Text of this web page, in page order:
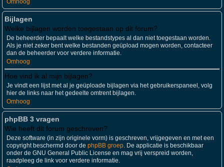
Omhoog
Bijlagen
Welke bijlagen worden toegestaan op dit forum?
De beheerder bepaalt welke bestandstypes al dan niet toegestaan worden.
Als je niet zeker bent welke bestanden geüpload mogen worden, contacteer
dan de beheerder voor verdere informatie.
Omhoog
Hoe vind ik al mijn bijlagen?
Je vindt een lijst met al je geüploade bijlagen via het gebruikerspaneel, volg
hier de links naar het gedeelte omtrent bijlagen.
Omhoog
phpBB 3 vragen
Wie heeft dit forum geschreven?
Deze software (in zijn originele vorm) is geschreven, vrijgegeven en met een
copyright beschermd door de phpBB groep. De applicatie is beschikbaar
onder de GNU General Public License en mag vrij verspreid worden,
raadpleeg de link voor verdere informatie.